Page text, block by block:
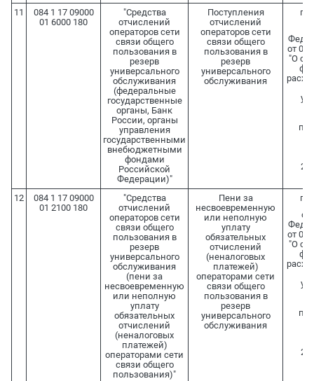
11
084 1 17 09000
01 6000 180
"Средства
отчислений
операторов сети
связи общего
пользования в
резерв
универсального
обслуживания
(федеральные
государственные
органы, Банк
России, органы
управления
государственными
внебюджетными
фондами
Российской
Федерации)"
Поступления
отчислений
операторов сети
связи общего
пользования в
резерв
универсального
обслуживания
п.
от
"О
12
084 1 17 09000
01 2100 180
"Средства
отчислений
операторов сети
связи общего
пользования в
резерв
универсального
обслуживания
(пени за
несвоевременную
или неполную
уплату
обязательных
отчислений
(неналоговых
платежей)
операторами сети
связи общего
пользования)"
Пени за
несвоевременную
или неполную
уплату
обязательных
отчислений
(неналоговых
платежей)
операторами сети
связи общего
пользования в
резерв
универсального
обслуживания
п.
от
"О